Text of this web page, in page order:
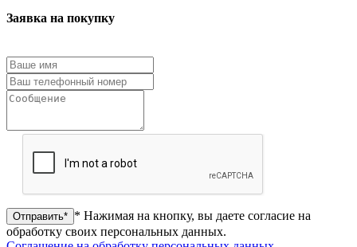
Заявка на покупку
Отправить* * Нажимая на кнопку, вы даете согласие на
обработку своих персональных данных.